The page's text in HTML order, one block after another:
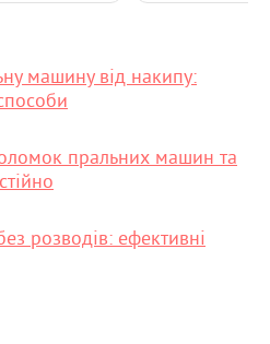
машину від накипу:
пральних машин та
розводів: ефективні